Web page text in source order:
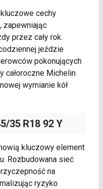
cechy
zapewniając
przez cały rok.
jeździe
pokonujących
całoroczne Michelin
wymianie kół
35 R18 92 Y
kluczowy element
Rozbudowana sieć
na
ryzyko